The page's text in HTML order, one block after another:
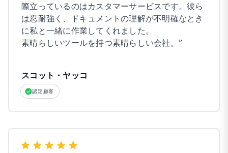
際立っているのはカスタマーサービスです。彼ら
は忍耐強く、ドキュメントの理解が不明確なとき
に私と一緒に作業してくれました。
素晴らしいツールを持つ素晴らしい会社。 ”
スコット・ヤッコ
認定顧客